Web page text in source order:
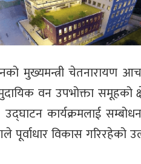
मुख्यमन्त्री चेतनारायण
वन उपभोक्ता समूहको
कार्यक्रमलाई
पूर्वाधार विकास गरिरहेको